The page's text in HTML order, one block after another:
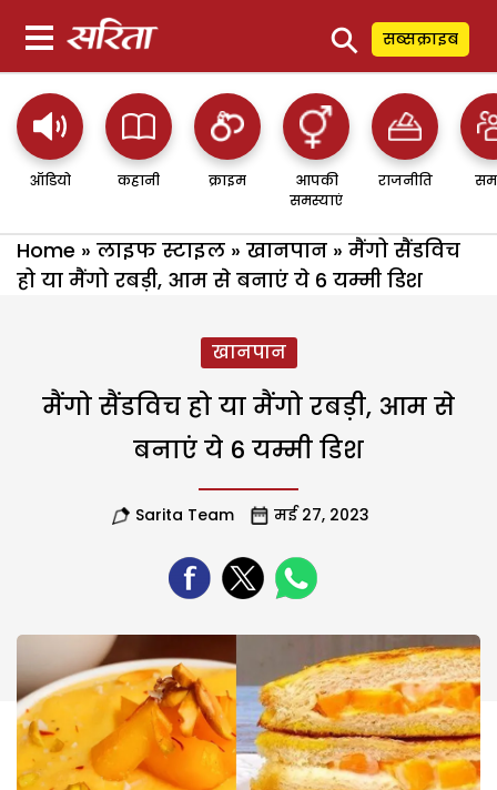
⚲ सब्सक्राइब
ऑडियो कहानी क्राइम
आपकी
समस्याएं
राजनीति
Home » लाइफ स्टाइल » खानपान » मैंगो सैंडविच
हो या मैंगो रबड़ी, आम से बनाएं ये 6 यम्मी डिश
खानपान
मैंगो सैंडविच हो या मैंगो रबड़ी, आम से
बनाएं ये 6 यम्मी डिश
Sarita Team मई 27, 2023